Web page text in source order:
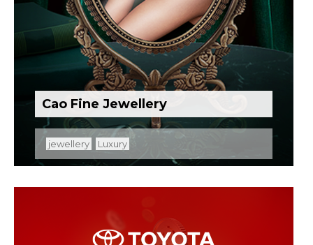
Cao Fine Jewellery
jewellery Luxury
Nous là đơn vị tiên phong trong lĩnh vực thời
trang dành cho bé sơ sinh, với hệ thống nhà phân
phối và đại lý có mặt trên toàn quốc.